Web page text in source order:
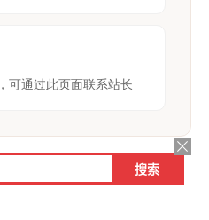
可通过此页面联系站长